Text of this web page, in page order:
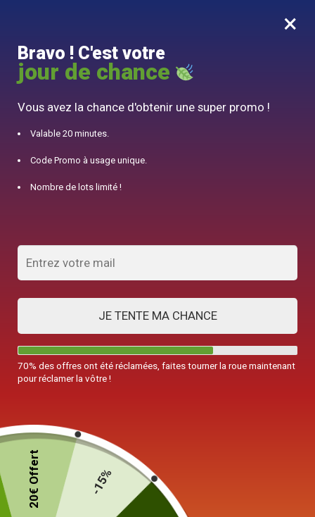
0
10% offert pour 50€ d’achats avec le code DJINN10
×
Bravo ! C'est votre
jour de chance
Vous avez la chance d'obtenir une super promo !
Valable 20 minutes.
Code Promo à usage unique.
Nombre de lots limité !
JE TENTE MA CHANCE
70% des offres ont été réclamées, faites tourner la roue maintenant
pour réclamer la vôtre !
20€ Offert -15%